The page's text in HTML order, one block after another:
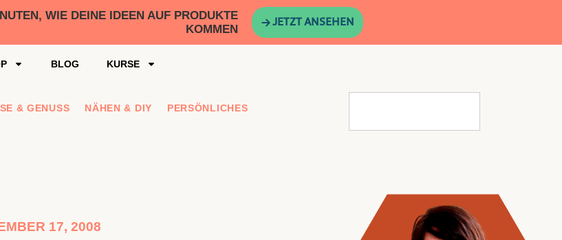
WIE DEINE IDEEN AUF PRODUKTE
KOMMEN
→ JETZT ANSEHEN
BLOG KURSE
& GENUSS NÄHEN & DIY PERSÖNLICHES
17, 2008